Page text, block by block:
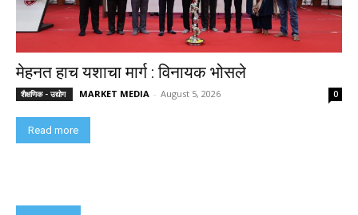
मेहनत हाच यशाचा मार्ग : विनायक भोसले
शैक्षणिक - उद्योग MARKET MEDIA - August 5, 2026 0
Read more